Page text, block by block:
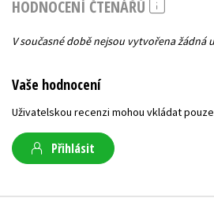
HODNOCENÍ ČTENÁŘŮ
V současné době nejsou vytvořena žádná
Vaše hodnocení
Uživatelskou recenzi mohou vkládat
Přihlásit